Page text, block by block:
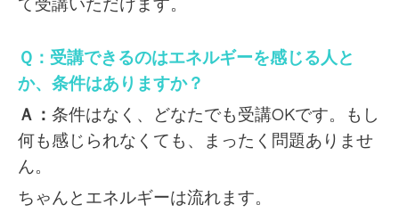
て受講いただけます。
Ｑ：受講できるのはエネルギーを感じる人と
か、条件はありますか？
Ａ： 条件はなく、どなたでも受講OKです。もし
何も感じられなくても、まったく問題ありませ
ん。
ちゃんとエネルギーは流れます。